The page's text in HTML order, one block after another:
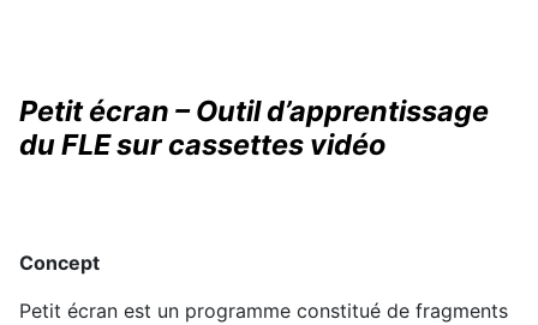
Petit écran – Outil d’apprentissage
du FLE sur cassettes vidéo
Concept
Petit écran est un programme constitué de fragments